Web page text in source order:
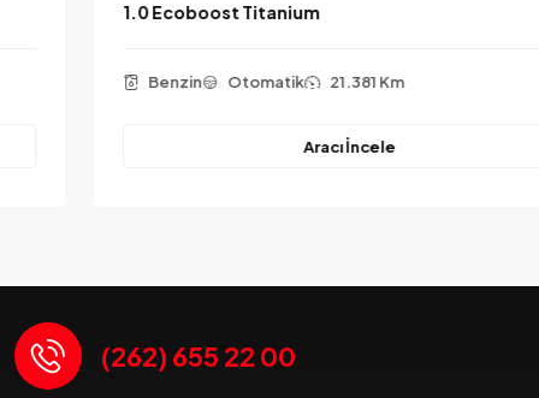
1.0 Ecoboost Titanium
Otomatik 21.381 Km
Aracı İncele
(262) 655 22 00